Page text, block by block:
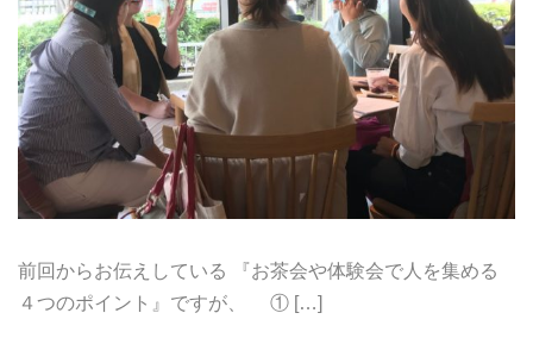
前回からお伝えしている 『お茶会や体験会で人を集める
４つのポイント』ですが、 ① […]